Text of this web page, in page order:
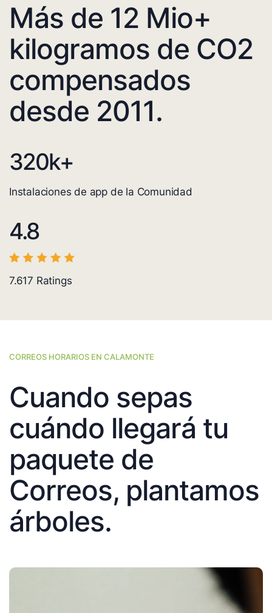
Más de 12 Mio+
kilogramos de CO2
compensados
desde 2011.
320k+
Instalaciones de app de la Comunidad
4.8
7.617 Ratings
CORREOS HORARIOS EN CALAMONTE
Cuando sepas
cuándo llegará tu
paquete de
Correos, plantamos
árboles.